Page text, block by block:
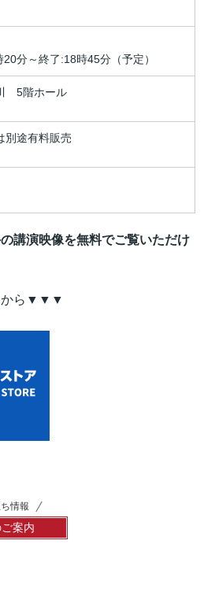
分～終了:18時45分（予定）
5階ホール
途有料販売
講演映像を無料でご覧いただけ
から▼▼▼
情報
案内